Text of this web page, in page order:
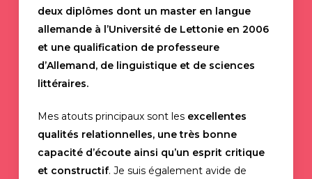
deux diplômes dont un master en langue
allemande à l’Université de Lettonie en 2006
et une qualification de professeure
d’Allemand, de linguistique et de sciences
littéraires.
Mes atouts principaux sont les excellentes
qualités relationnelles, une très bonne
capacité d’écoute ainsi qu’un esprit critique
et constructif. Je suis également avide de